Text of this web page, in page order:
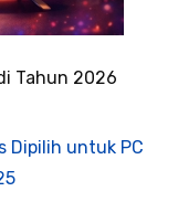
Tahun 2026